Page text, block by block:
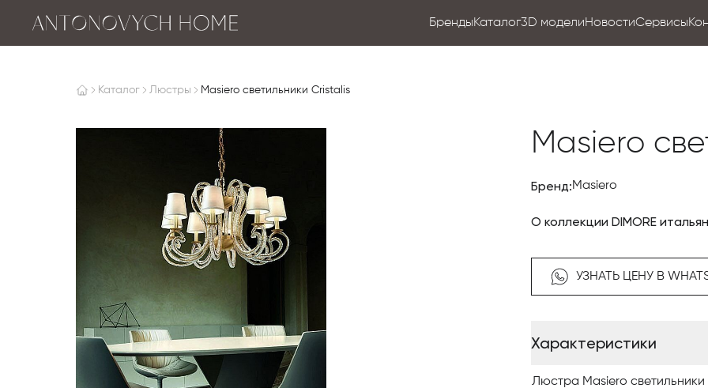
БрендыКаталог3D моделиНовостиСервисы
Каталог Люстры Masiero светильники Cristalis
Masiero
Бренд:Masiero
О коллекции DIMORE
УЗНАТЬ ЦЕНУ В
Характеристики
Люстра Masiero светильники